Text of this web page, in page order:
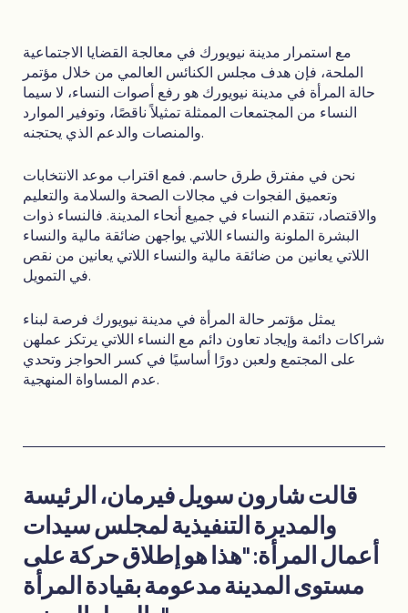
مع استمرار مدينة نيويورك في معالجة القضايا الاجتماعية
الملحة، فإن هدف مجلس الكنائس العالمي من خلال مؤتمر
حالة المرأة في مدينة نيويورك هو رفع أصوات النساء، لا سيما
النساء من المجتمعات الممثلة تمثيلاً ناقصًا، وتوفير الموارد
والمنصات والدعم الذي يحتجنه.
نحن في مفترق طرق حاسم. فمع اقتراب موعد الانتخابات
وتعميق الفجوات في مجالات الصحة والسلامة والتعليم
والاقتصاد، تتقدم النساء في جميع أنحاء المدينة. فالنساء ذوات
البشرة الملونة والنساء اللاتي يواجهن ضائقة مالية والنساء
اللاتي يعانين من ضائقة مالية والنساء اللاتي يعانين من نقص
في التمويل.
يمثل مؤتمر حالة المرأة في مدينة نيويورك فرصة لبناء
شراكات دائمة وإيجاد تعاون دائم مع النساء اللاتي يرتكز عملهن
على المجتمع ولعبن دورًا أساسيًا في كسر الحواجز وتحدي
عدم المساواة المنهجية.
قالت شارون سويل فيرمان، الرئيسة
والمديرة التنفيذية لمجلس سيدات
أعمال المرأة: "هذا هو إطلاق حركة على
مستوى المدينة مدعومة بقيادة المرأة